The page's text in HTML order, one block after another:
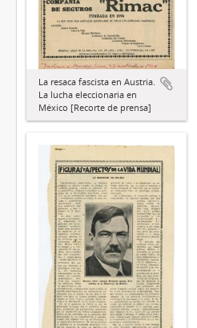
La resaca fascista en Austria.
La lucha eleccionaria en
México [Recorte de prensa]